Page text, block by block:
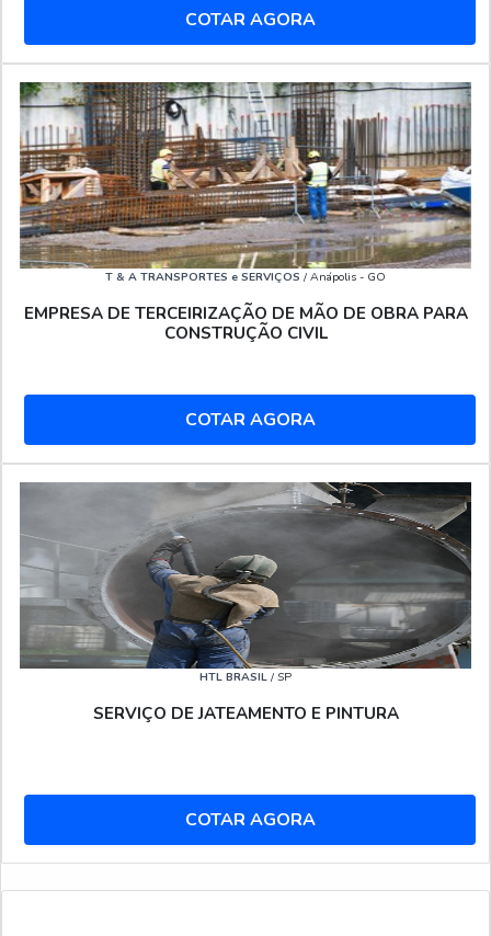
COTAR AGORA
T & A TRANSPORTES e SERVIÇOS / Anápolis - GO
EMPRESA DE TERCEIRIZAÇÃO DE MÃO DE OBRA PARA
CONSTRUÇÃO CIVIL
COTAR AGORA
HTL BRASIL / SP
SERVIÇO DE JATEAMENTO E PINTURA
COTAR AGORA